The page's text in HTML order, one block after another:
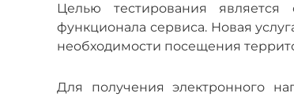
Целью тестирования
функционала сервиса. Новая
необходимости посещения
Для получения электронного